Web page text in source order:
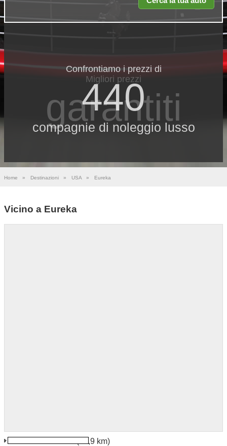
Confrontiamo i prezzi di
440
compagnie di noleggio lusso
Migliori prezzi
garantiti
Home » Destinazioni » USA » Eureka
Vicino a Eureka
St Louis Kirkwood(21,9 km)